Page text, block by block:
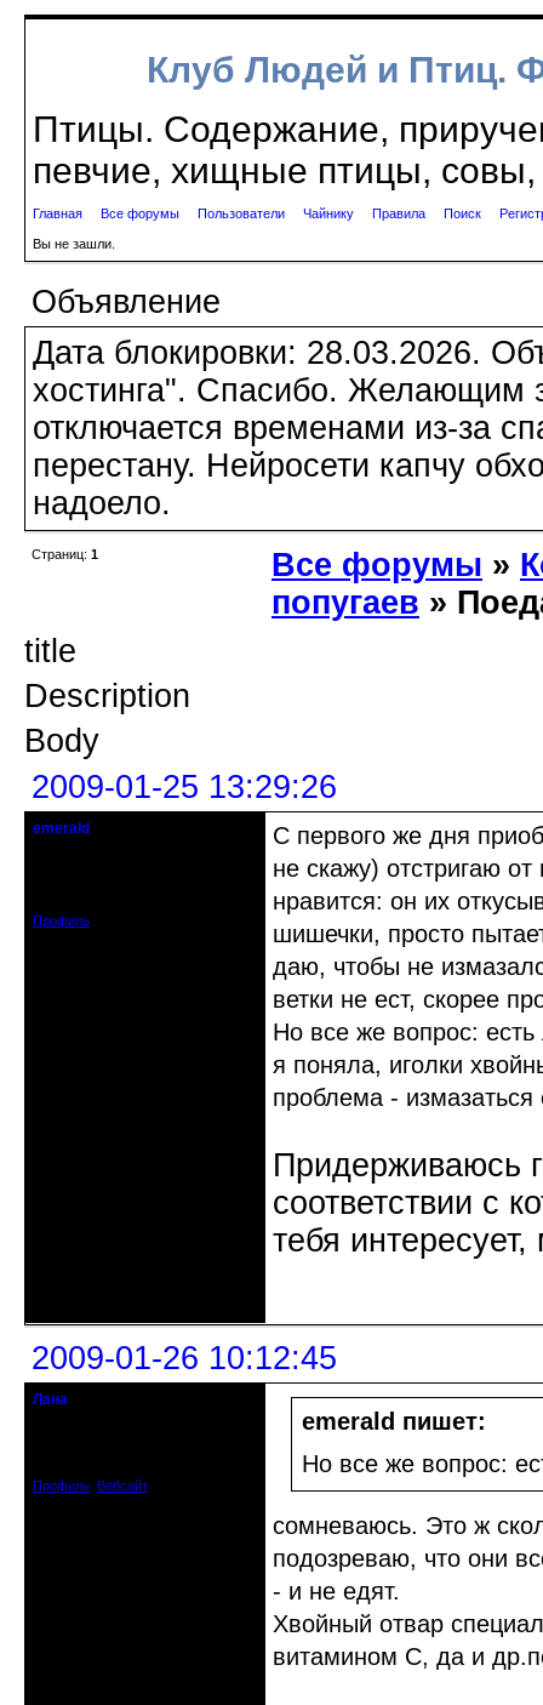
Клуб Людей и Птиц.
Птицы. Содержание,
певчие, хищные птицы, совы,
Главная Все форумы Пользователи Чайнику Правила Поиск
Вы не зашли.
Объявление
Дата блокировки: 28.03.2026.
хостинга". Спасибо. Желающим
отключается временами из-за
перестану. Нейросети капчу
надоело.
Страниц: 1 Все форумы »
попугаев »
title
Description
Body
2009-01-25 13:29:26
emerald
Профиль
С первого же дня
не скажу) отстригаю
нравится: он их
шишечки, просто
даю, чтобы не
ветки не ест, скорее
Но все же вопрос:
я поняла, иголки
проблема -
Придерживаюсь
соответствии с
тебя
2009-01-26 10:12:45
Лана
Профиль Вебсайт
emerald пишет:
Но все же вопрос:
сомневаюсь. Это ж
подозреваю, что они
- и не едят.
Хвойный отвар
витамином С, да и